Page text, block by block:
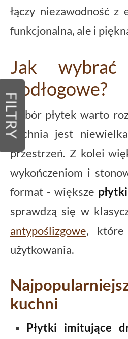
FILTRY
łączy niezawodność
funkcjonalna, ale i
Jak
podłogowe?
Dobór płytek warto
kuchnia jest
przestrzeń. Z kolei
wykończeniom i
format - większe płytki
sprawdzą się w
antypoślizgowe, które
użytkowania.
kuchni
Płytki imitujące